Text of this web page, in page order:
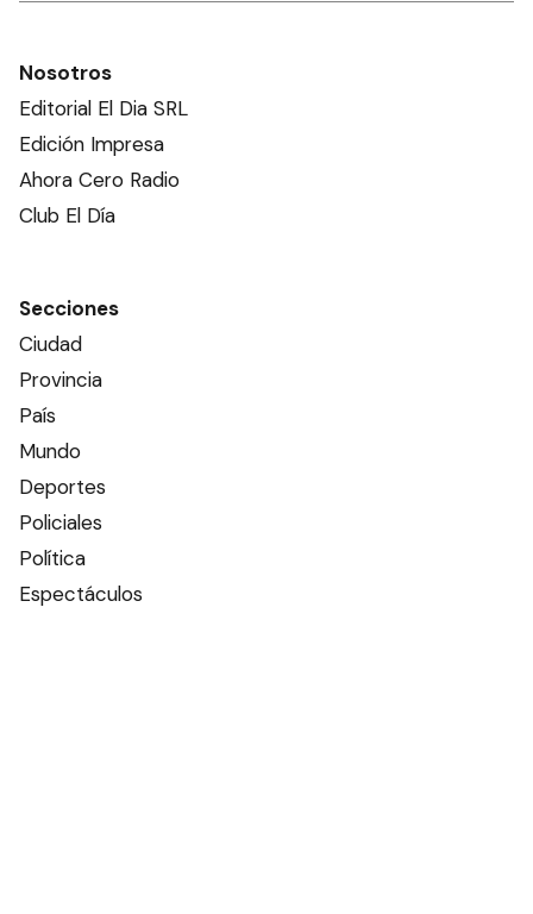
Nosotros
Editorial El Dia SRL
Edición Impresa
Ahora Cero Radio
Club El Día
Secciones
Ciudad
Provincia
País
Mundo
Deportes
Policiales
Política
Espectáculos